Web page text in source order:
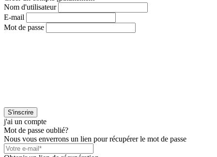
Nom d'utilisateur
E-mail
Mot de passe
S'inscrire
j'ai un compte
Mot de passe oublié?
Nous vous enverrons un lien pour récupérer le mot de passe